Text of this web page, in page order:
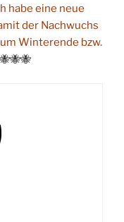
habe eine neue
der Nachwuchs
Winterende bzw.
🐝🐝🐝